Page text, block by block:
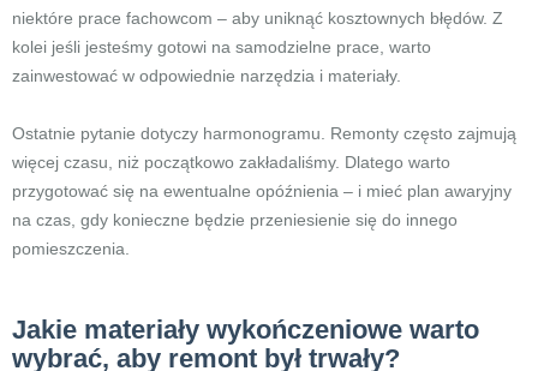
niektóre prace fachowcom – aby uniknąć kosztownych błędów. Z
kolei jeśli jesteśmy gotowi na samodzielne prace, warto
zainwestować w odpowiednie narzędzia i materiały.
Ostatnie pytanie dotyczy harmonogramu. Remonty często zajmują
więcej czasu, niż początkowo zakładaliśmy. Dlatego warto
przygotować się na ewentualne opóźnienia – i mieć plan awaryjny
na czas, gdy konieczne będzie przeniesienie się do innego
pomieszczenia.
Jakie materiały wykończeniowe warto
wybrać, aby remont był trwały?